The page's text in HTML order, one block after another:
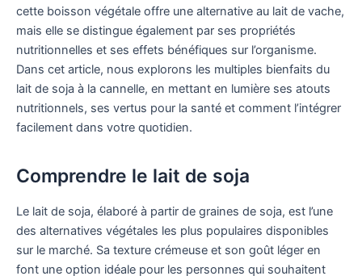
cette boisson végétale offre une alternative au lait de vache,
mais elle se distingue également par ses propriétés
nutritionnelles et ses effets bénéfiques sur l’organisme.
Dans cet article, nous explorons les multiples bienfaits du
lait de soja à la cannelle, en mettant en lumière ses atouts
nutritionnels, ses vertus pour la santé et comment l’intégrer
facilement dans votre quotidien.
Comprendre le lait de soja
Le lait de soja, élaboré à partir de graines de soja, est l’une
des alternatives végétales les plus populaires disponibles
sur le marché. Sa texture crémeuse et son goût léger en
font une option idéale pour les personnes qui souhaitent